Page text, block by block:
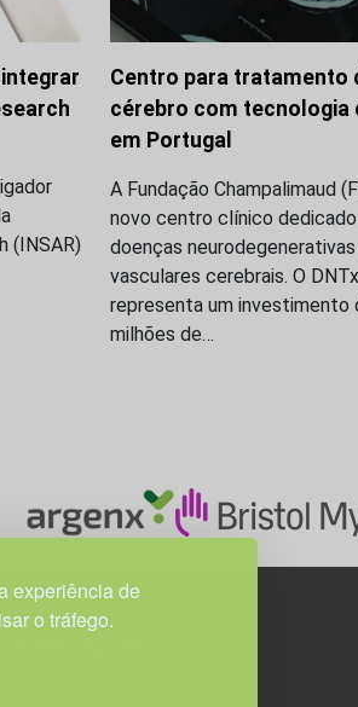
experiência de
o tráfego.
(INSAR)
Centro para tratamento
cérebro com tecnologia
em Portugal
A Fundação Champalimaud
novo centro clínico
doenças
vasculares cerebrais. O
representa um investimento
milhões de…